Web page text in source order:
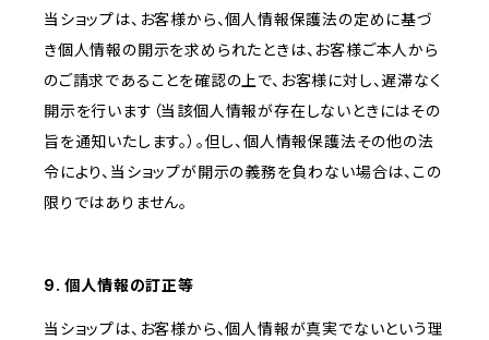
当ショップは、お客様から、個人情報保護法の定めに基づ
き個人情報の開示を求められたときは、お客様ご本人から
のご請求であることを確認の上で、お客様に対し、遅滞なく
開示を行います（当該個人情報が存在しないときにはその
旨を通知いたします。）。但し、個人情報保護法その他の法
令により、当ショップが開示の義務を負わない場合は、この
限りではありません。
9. 個人情報の訂正等
当ショップは、お客様から、個人情報が真実でないという理